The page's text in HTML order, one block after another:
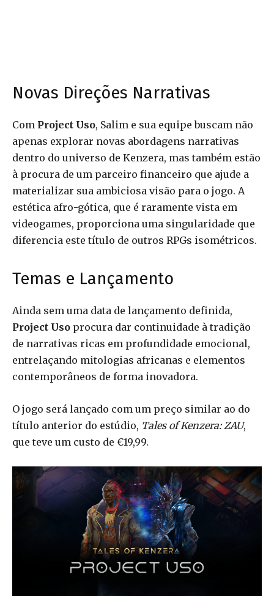
Novas Direções Narrativas
Com Project Uso, Salim e sua equipe buscam não
apenas explorar novas abordagens narrativas
dentro do universo de Kenzera, mas também estão
à procura de um parceiro financeiro que ajude a
materializar sua ambiciosa visão para o jogo. A
estética afro-gótica, que é raramente vista em
videogames, proporciona uma singularidade que
diferencia este título de outros RPGs isométricos.
Temas e Lançamento
Ainda sem uma data de lançamento definida,
Project Uso procura dar continuidade à tradição
de narrativas ricas em profundidade emocional,
entrelaçando mitologias africanas e elementos
contemporâneos de forma inovadora.
O jogo será lançado com um preço similar ao do
título anterior do estúdio, Tales of Kenzera: ZAU,
que teve um custo de €19,99.